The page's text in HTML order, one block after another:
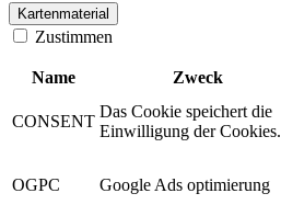
Kartenmaterial
Zustimmen
Name Zweck
CONSENT
Das Cookie speichert die
Einwilligung der Cookies.
OGPC Google Ads optimierung